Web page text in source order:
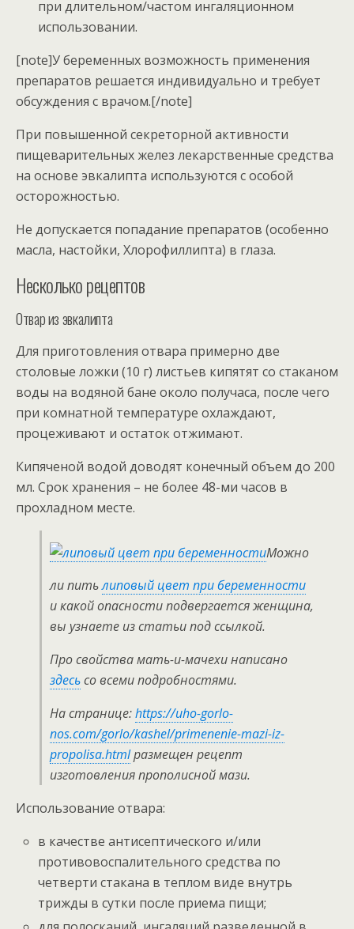
при длительном/частом ингаляционном
использовании.
[note]У беременных возможность применения
препаратов решается индивидуально и требует
обсуждения с врачом.[/note]
При повышенной секреторной активности
пищеварительных желез лекарственные средства
на основе эвкалипта используются с особой
осторожностью.
Не допускается попадание препаратов (особенно
масла, настойки, Хлорофиллипта) в глаза.
Несколько рецептов
Отвар из эвкалипта
Для приготовления отвара примерно две
столовые ложки (10 г) листьев кипятят со стаканом
воды на водяной бане около получаса, после чего
при комнатной температуре охлаждают,
процеживают и остаток отжимают.
Кипяченой водой доводят конечный объем до 200
мл. Срок хранения – не более 48-ми часов в
прохладном месте.
Можно
ли питьлиповый цвет при беременности
и какой опасности подвергается женщина,
вы узнаете из статьи под ссылкой.
Про свойства мать-и-мачехи написано
здесьсо всеми подробностями.
На странице:https://uho-gorlo-
nos.com/gorlo/kashel/primenenie-mazi-iz-
propolisa.htmlразмещен рецепт
изготовления прополисной мази.
Использование отвара:
в качестве антисептического и/или
противовоспалительного средства по
четверти стакана в теплом виде внутрь
трижды в сутки после приема пищи;